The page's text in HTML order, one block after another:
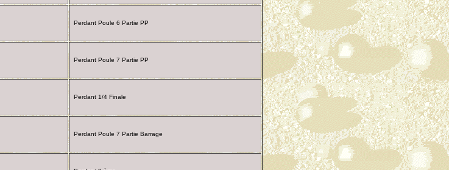
Perdant Poule 6 Partie PP
Perdant Poule 7 Partie PP
Perdant 1/4 Finale
Perdant Poule 7 Partie Barrage